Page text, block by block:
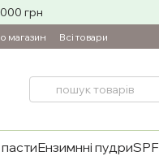
грн
магазин Всі товари
Ензимнні пудриSPF